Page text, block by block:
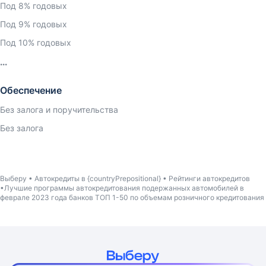
Под 8% годовых
Под 9% годовых
Под 10% годовых
Обеспечение
Без залога и поручительства
Без залога
Выберу Автокредиты в {countryPrepositional}
Рейтинги автокредитов
Лучшие программы автокредитования подержанных автомобилей в
феврале 2023 года банков ТОП 1-50 по объемам розничного кредитования